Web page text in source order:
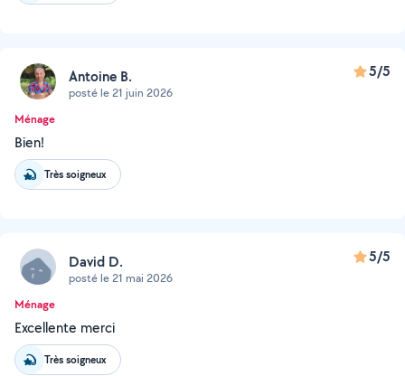
Antoine B.
posté le 21 juin 2026
5/5
Ménage
Bien!
Très soigneux
David D.
posté le 21 mai 2026
5/5
Ménage
Excellente merci
Très soigneux